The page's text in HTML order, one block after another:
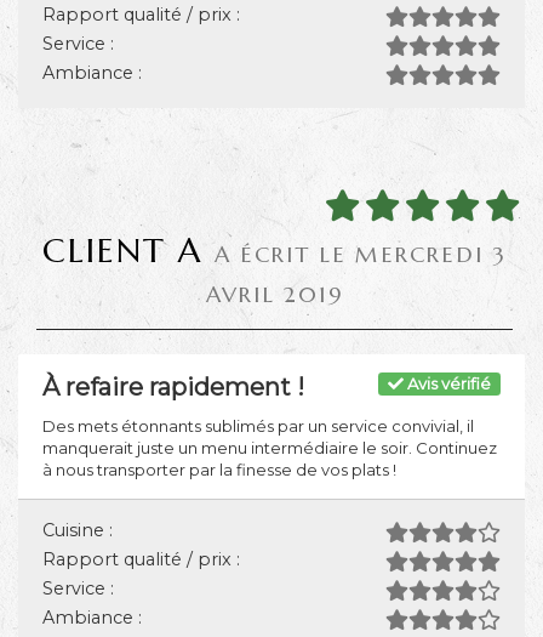
Rapport qualité / prix :
Service :
Ambiance :
CLIENT A A ÉCRIT LE MERCREDI 3
AVRIL 2019
Avis vérifié
À refaire rapidement !
Des mets étonnants sublimés par un service convivial, il
manquerait juste un menu intermédiaire le soir. Continuez
à nous transporter par la finesse de vos plats !
Cuisine :
Rapport qualité / prix :
Service :
Ambiance :